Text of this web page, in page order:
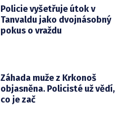
Policie vyšetřuje útok v
Tanvaldu jako dvojnásobný
pokus o vraždu
Záhada muže z Krkonoš
objasněna. Policisté už vědí,
co je zač